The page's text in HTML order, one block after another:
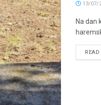
13/07/
Na dan